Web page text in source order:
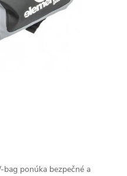
ponúka bezpečné a